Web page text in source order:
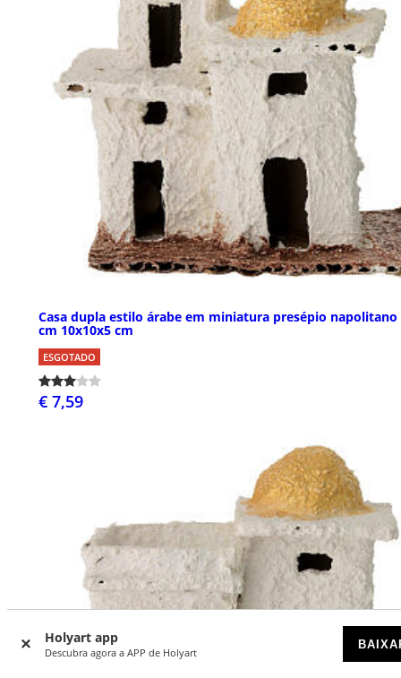
Holyart app
Descubra agora a APP de Holyart
Casa dupla estilo árabe em miniatura presépio napolitano
cm 10x10x5 cm
ESGOTADO
€ 7,59